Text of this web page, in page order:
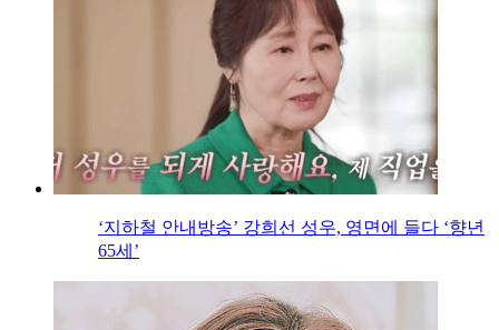
‘지하철 안내방송’ 강희선 성우, 영면에 들다 ‘향년
65세’